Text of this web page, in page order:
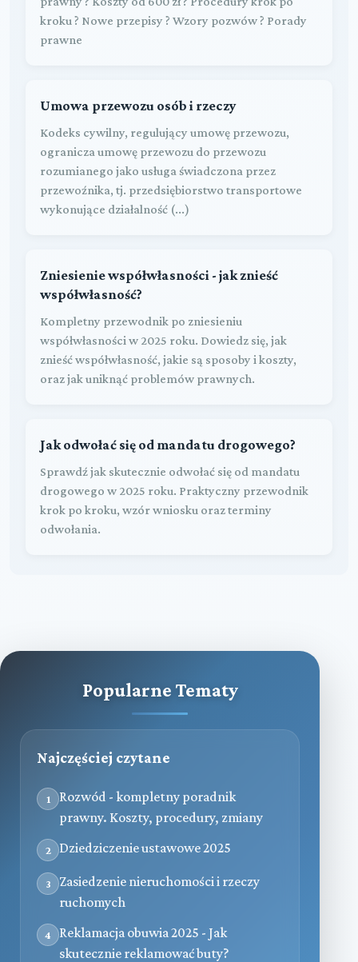
kroku ? Nowe przepisy ? Wzory pozwów ? Porady
prawne
Umowa przewozu osób i rzeczy
Kodeks cywilny, regulujący umowę przewozu,
ogranicza umowę przewozu do przewozu
rozumianego jako usługa świadczona przez
przewoźnika, tj. przedsiębiorstwo transportowe
wykonujące działalność (...)
Zniesienie współwłasności - jak znieść
współwłasność?
Kompletny przewodnik po zniesieniu
współwłasności w 2025 roku. Dowiedz się, jak
znieść współwłasność, jakie są sposoby i koszty,
oraz jak uniknąć problemów prawnych.
Jak odwołać się od mandatu drogowego?
Sprawdź jak skutecznie odwołać się od mandatu
drogowego w 2025 roku. Praktyczny przewodnik
krok po kroku, wzór wniosku oraz terminy
odwołania.
Popularne Tematy
Najczęściej czytane
1
Rozwód - kompletny poradnik
prawny. Koszty, procedury, zmiany
2 Dziedziczenie ustawowe 2025
3
Zasiedzenie nieruchomości i rzeczy
ruchomych
4
Reklamacja obuwia 2025 - Jak
skutecznie reklamować buty?